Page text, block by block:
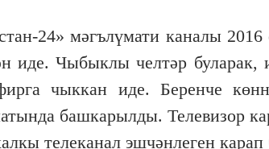
24» мәгълүмати каналы
иде. Чыбыклы челтәр буларак,
чыккан иде. Беренче
башкарылды. Телевизор
телеканал эшчәнлеген карап